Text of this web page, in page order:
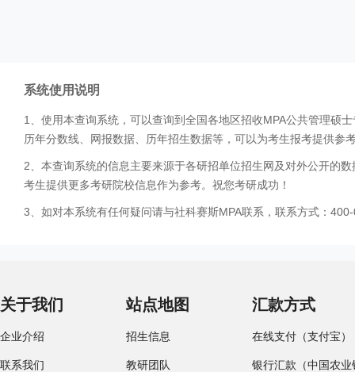
系统使用说明
1、使用本查询系统，可以查询到全国各地区招收MPA公共管理硕
历年分数线、网报数据、历年招生数据等，可以为考生报考提供参
2、本查询系统的信息主要来源于各研招单位招生网及对外公开的
考生提供更多考研院校信息作为参考。祝您考研成功！
3、如对本系统有任何疑问请与社科赛斯MPA联系，联系方式：
关于我们
企业介绍
联系我们
站点地图
招生信息
教研团队
汇款方式
在线支付（支付宝）
银行汇款（中国农业